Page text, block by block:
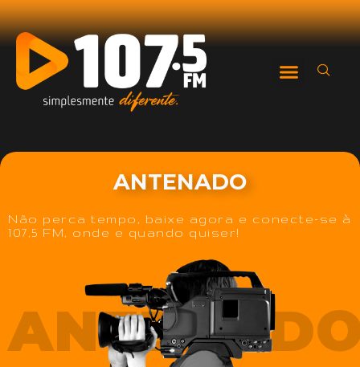
ANTENADO
Não perca tempo, baixe agora e conecte-se à
107,5 FM, onde e quando quiser!